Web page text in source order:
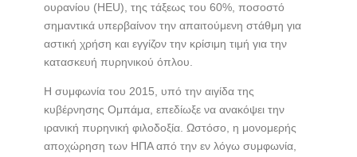
ουρανίου (HEU), της τάξεως του 60%, ποσοστό
σημαντικά υπερβαίνον την απαιτούμενη στάθμη για
αστική χρήση και εγγίζον την κρίσιμη τιμή για την
κατασκευή πυρηνικού όπλου.
Η συμφωνία του 2015, υπό την αιγίδα της
κυβέρνησης Ομπάμα, επεδίωξε να ανακόψει την
ιρανική πυρηνική φιλοδοξία. Ωστόσο, η μονομερής
αποχώρηση των ΗΠΑ από την εν λόγω συμφωνία,